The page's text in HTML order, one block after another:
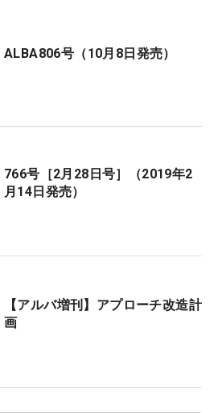
ALBA806号（10月8日発売）
766号［2月28日号］（2019年2
月14日発売）
【アルバ増刊】アプローチ改造計
画